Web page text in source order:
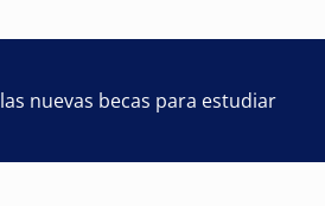
nuevas becas para estudiar